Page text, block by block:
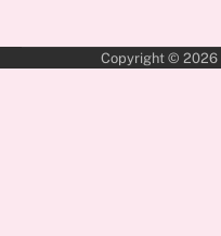
Copyright © 2026